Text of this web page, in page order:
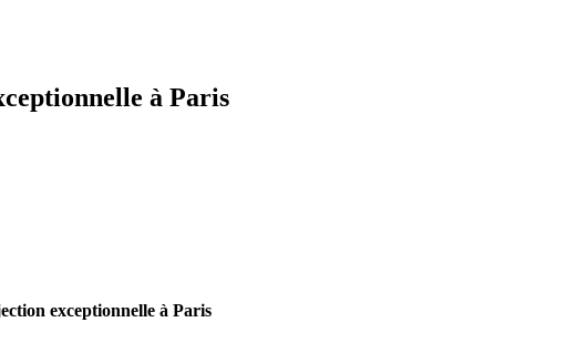
à Paris
exceptionnelle à Paris